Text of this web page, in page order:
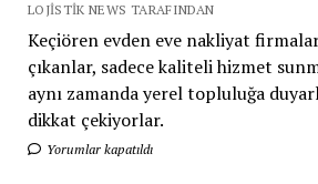
LOJISTIK NEWS TARAFINDAN
Keçiören evden eve nakliyat
çıkanlar, sadece kaliteli hizmet
aynı zamanda yerel topluluğa
dikkat çekiyorlar.
Yorumlar kapatıldı